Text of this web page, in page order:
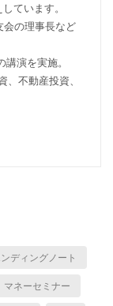
ています。
会の理事長など
演を実施。
不動産投資、
ンディングノート
マネーセミナー